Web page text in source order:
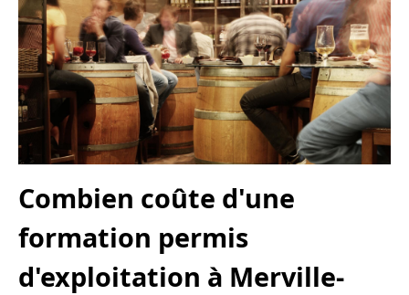
Combien coûte d'une
formation permis
d'exploitation à Merville-